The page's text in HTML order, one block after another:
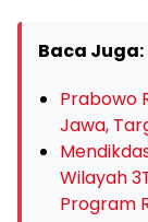
Baca Juga:
Prabowo
Jawa,
Wilayah
Program